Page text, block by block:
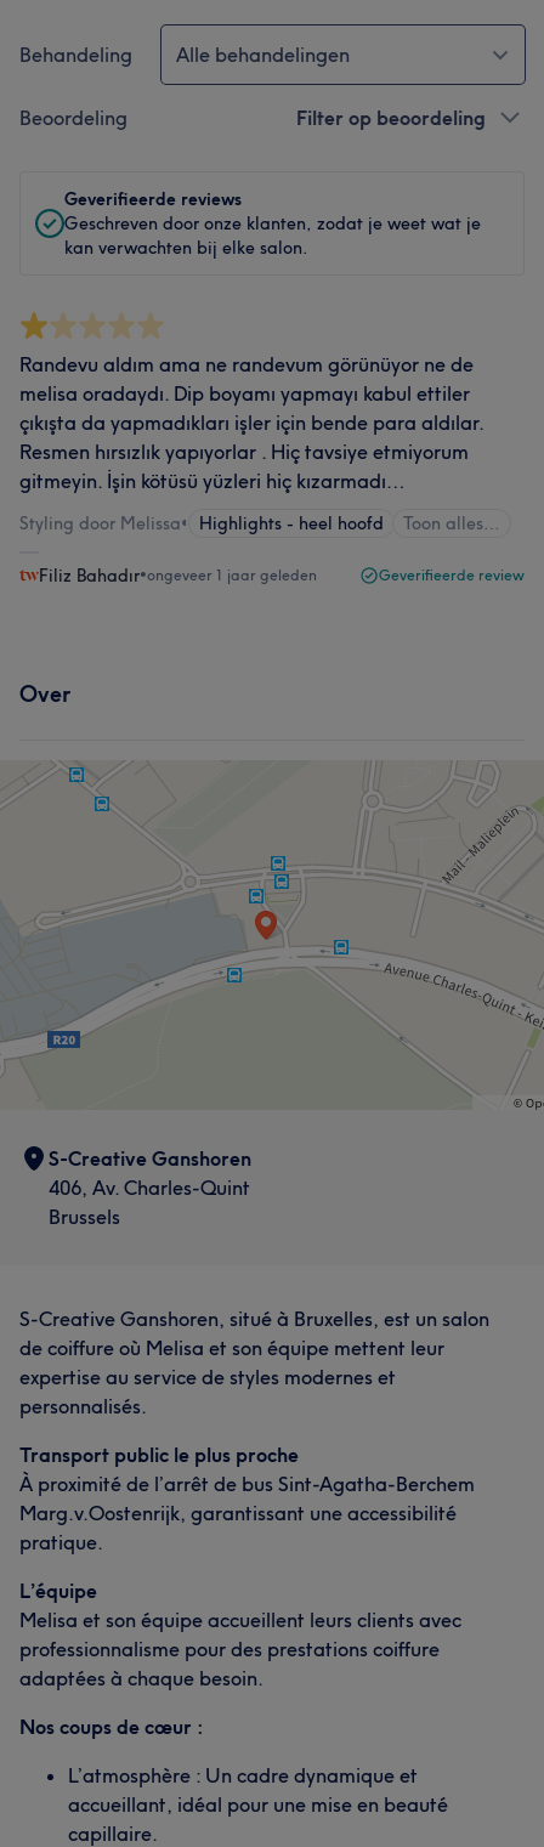
Behandeling Alle behandelingen
Beoordeling Filter op beoordeling
Geverifieerde reviews
Geschreven door onze klanten, zodat je weet wat je
kan verwachten bij elke salon.
Randevu aldım ama ne randevum görünüyor ne de
melisa oradaydı. Dip boyamı yapmayı kabul ettiler
çıkışta da yapmadıkları işler için bende para aldılar.
Resmen hırsızlık yapıyorlar . Hiç tavsiye etmiyorum
gitmeyin. İşin kötüsü yüzleri hiç kızarmadı…
Styling door Melissa• Highlights - heel hoofd Toon alles…
Filiz Bahadır•ongeveer 1 jaar geleden Geverifieerde review
Over
S-Creative Ganshoren
406, Av. Charles-Quint
Brussels
S-Creative Ganshoren, situé à Bruxelles, est un salon
de coiffure où Melisa et son équipe mettent leur
expertise au service de styles modernes et
personnalisés.
Transport public le plus proche
À proximité de l’arrêt de bus Sint-Agatha-Berchem
Marg.v.Oostenrijk, garantissant une accessibilité
pratique.
L’équipe
Melisa et son équipe accueillent leurs clients avec
professionnalisme pour des prestations coiffure
adaptées à chaque besoin.
Nos coups de cœur :
L’atmosphère : Un cadre dynamique et
accueillant, idéal pour une mise en beauté
capillaire.